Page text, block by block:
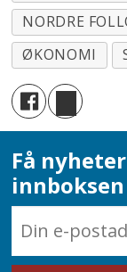
NORDRE
ØKONOMI
Få